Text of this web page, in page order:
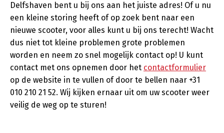
Delfshaven bent u bij ons aan het juiste adres! Of u nu
een kleine storing heeft of op zoek bent naar een
nieuwe scooter, voor alles kunt u bij ons terecht! Wacht
dus niet tot kleine problemen grote problemen
worden en neem zo snel mogelijk contact op! U kunt
contact met ons opnemen door het contactformulier
op de website in te vullen of door te bellen naar +31
010 210 21 52. Wij kijken ernaar uit om uw scooter weer
veilig de weg op te sturen!